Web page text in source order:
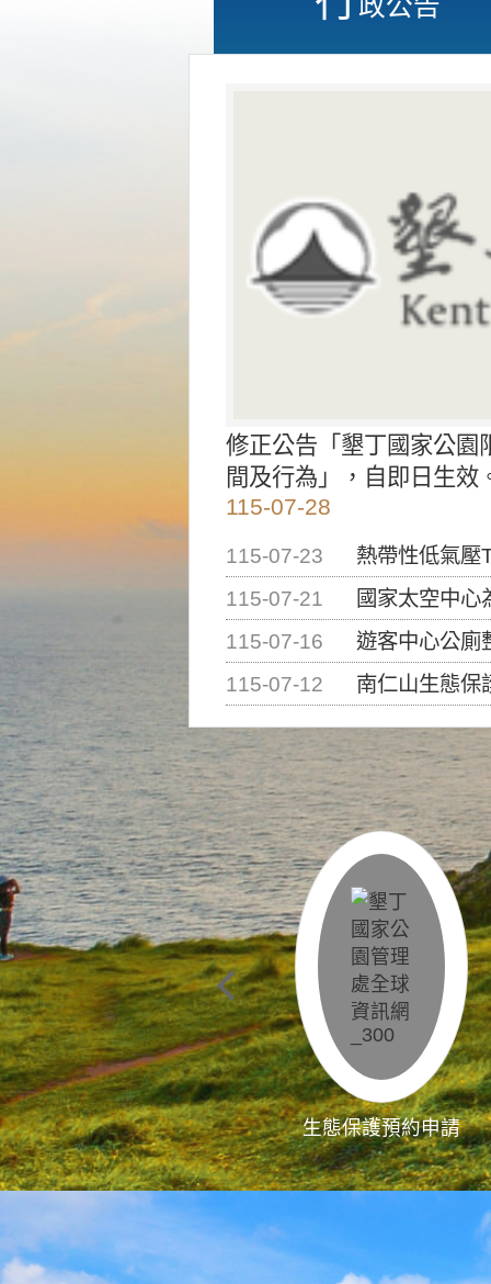
修正公告「墾丁國家公園
間及行為」，自即日生效
115-07-28
115-07-23
熱帶性低氣壓
115-07-21
國家太空中心為辦理
115-07-16
遊客中心公廁
115-07-12
南仁山生態保護區步道已完成
生態保護預約申請